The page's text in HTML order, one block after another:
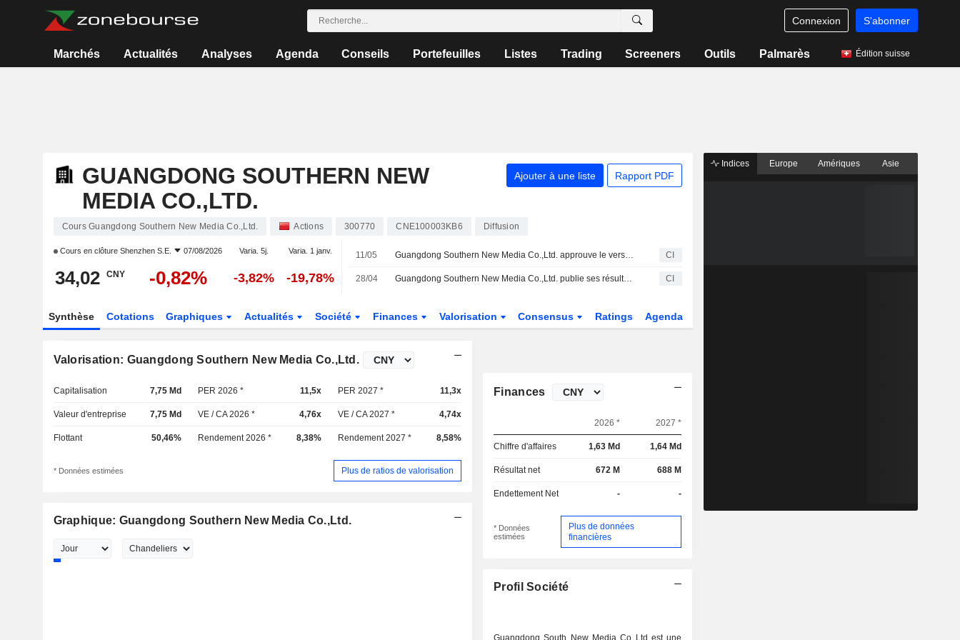
Connexion S'abonner
Marchés Actualités Analyses Agenda Conseils Portefeuilles Listes Trading Screeners Outils Palmarès Édition suisse
GUANGDONG SOUTHERN NEW
MEDIA CO.,LTD.
Ajouter à une liste Rapport PDF
Cours Guangdong Southern New Media Co.,Ltd. Actions 300770 CNE100003KB6 Diffusion
Cours en clôture Shenzhen S.E. 07/08/2026 Varia. 5j. Varia. 1 janv.
34,02 CNY -0,82% -3,82% -19,78%
11/05 Guangdong Southern New Media Co.,Ltd. approuve le versement d'un dividende en numéraire pour l'exercice 2025 CI
28/04 Guangdong Southern New Media Co.,Ltd. publie ses résultats pour le premier trimestre clos le 31 mars 2026 CI
Synthèse Cotations Graphiques Actualités Société Finances Valorisation Consensus Ratings Agenda
Valorisation: Guangdong Southern New Media Co.,Ltd.
Capitalisation 7,75 Md PER 2026 * 11,5x PER 2027 * 11,3x
Valeur d'entreprise 7,75 Md VE / CA 2026 * 4,76x VE / CA 2027 * 4,74x
Flottant 50,46% Rendement 2026 * 8,38% Rendement 2027 * 8,58%
* Données estimées Plus de ratios de valorisation
Graphique: Guangdong Southern New Media Co.,Ltd.
Finances
2026 * 2027 *
Chiffre d'affaires 1,63 Md 1,64 Md
Résultat net 672 M 688 M
Endettement Net - -
* Données
estimées
Plus de données
financières
Profil Société
Guangdong South New Media Co Ltd est une
Indices Europe Amériques Asie